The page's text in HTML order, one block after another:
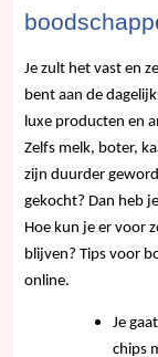
Je zult het vast en
bent aan de
luxe producten en
Zelfs melk, boter,
zijn duurder
gekocht? Dan heb
Hoe kun je er voor
blijven? Tips voor
online.
Je
chips